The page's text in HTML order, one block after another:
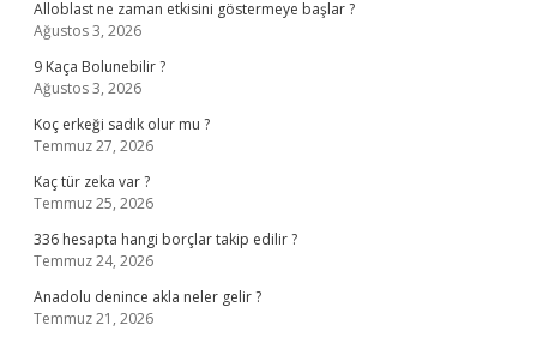
Alloblast ne zaman etkisini göstermeye başlar ?
Ağustos 3, 2026
9 Kaça Bolunebilir ?
Ağustos 3, 2026
Koç erkeği sadık olur mu ?
Temmuz 27, 2026
Kaç tür zeka var ?
Temmuz 25, 2026
336 hesapta hangi borçlar takip edilir ?
Temmuz 24, 2026
Anadolu denince akla neler gelir ?
Temmuz 21, 2026